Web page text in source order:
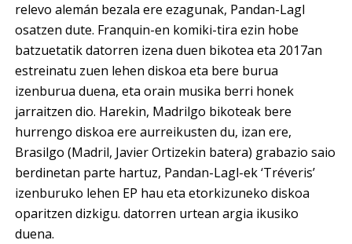
relevo alemán bezala ere ezagunak, Pandan-Lagl
osatzen dute. Franquin-en komiki-tira ezin hobe
batzuetatik datorren izena duen bikotea eta 2017an
estreinatu zuen lehen diskoa eta bere burua
izenburua duena, eta orain musika berri honek
jarraitzen dio. Harekin, Madrilgo bikoteak bere
hurrengo diskoa ere aurreikusten du, izan ere,
Brasilgo (Madril, Javier Ortizekin batera) grabazio saio
berdinetan parte hartuz, Pandan-Lagl-ek ‘Tréveris’
izenburuko lehen EP hau eta etorkizuneko diskoa
oparitzen dizkigu. datorren urtean argia ikusiko
duena.